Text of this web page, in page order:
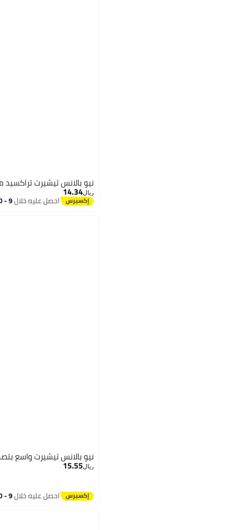
نيو بالانس تيشيرت تراكسيد
ريال14.34
احصل عليه خلال9 - 10 اغسطس
نيو بالانس تيشيرت واسع
ريال15.55
احصل عليه خلال9 - 10 اغسطس